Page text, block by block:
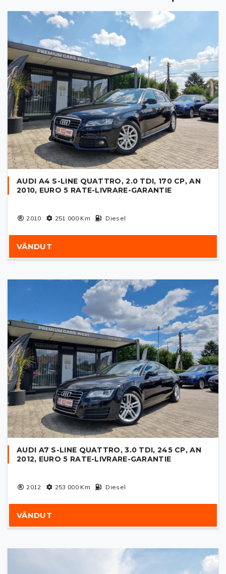
AUDI A4 S-LINE QUATTRO, 2.0 TDI, 170 CP, AN
2010, EURO 5 RATE-LIVRARE-GARANTIE
2010 251 000Km Diesel
VÂNDUT
AUDI A7 S-LINE QUATTRO, 3.0 TDI, 245 CP, AN
2012, EURO 5 RATE-LIVRARE-GARANTIE
2012 253 000Km Diesel
VÂNDUT